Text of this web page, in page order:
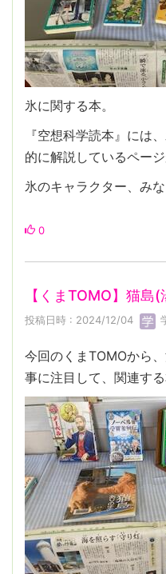
氷に関する本。
『空想科学読本』には
的に解説しているページ
氷のキャラクター、み
0
【くまTOMO】猫島
投稿日時 : 2024/12/04
今回のくまTOMOから
事に注目して、関連する